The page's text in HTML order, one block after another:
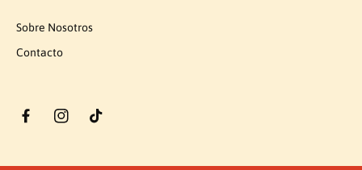
Sobre Nosotros
Contacto
I
t